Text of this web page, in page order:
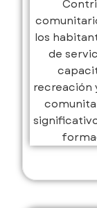
los
de
recreación